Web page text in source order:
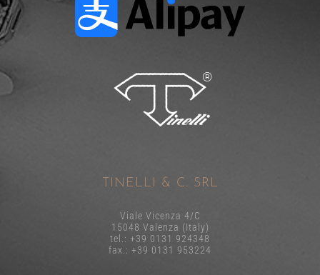
TINELLI & C. SRL
Viale Vicenza 4/C
15048 Valenza (Italy)
tel.: +39 0131 924348
fax.: +39 0131 953224